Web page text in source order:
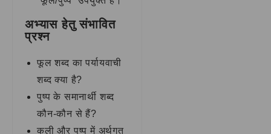
अभ्यास हेतु संभावित
प्रश्न
फूल शब्द का पर्यायवाची
शब्द क्या है?
पुष्प के समानार्थी शब्द
कौन-कौन से हैं?
कली और पुष्प में अर्थगत